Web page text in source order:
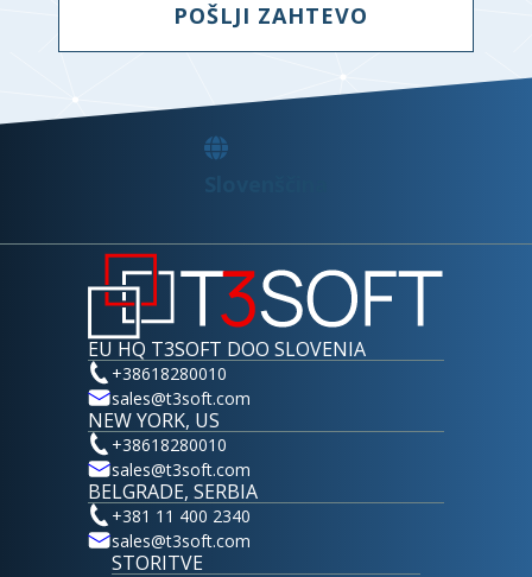
Industrijski tiskalniki za etikete.
Omrežna infrastruktura podjetja.
Logitech
Proizvajalec naprav.
POŠLJI ZAHTEVO
EU HQ T3SOFT DOO SLOVENIA
+38618280010
sales@t3soft.com
NEW YORK, US
+38618280010
sales@t3soft.com
BELGRADE, SERBIA
+381 11 400 2340
sales@t3soft.com
STORITVE